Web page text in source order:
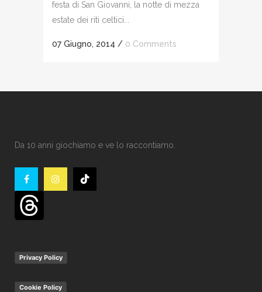
festa di San Giovanni, la notte di mezza
estate dei riti celtici...
07 Giugno, 2014 / 0 Comments
Da 10 anni giochiamo e ve lo raccontiamo.
Privacy Policy
Cookie Policy